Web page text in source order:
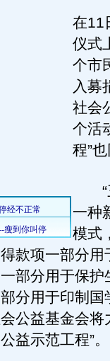
在11
仪式
个市
入募
社会
个活
程”
“
一种
模式
款项一部分用
部分用于保护
分用于印制国
公益基金会将
益示范工程”。